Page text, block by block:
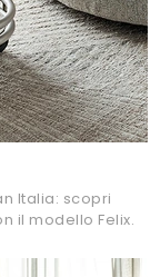
Italia: scopri
il modello Felix.